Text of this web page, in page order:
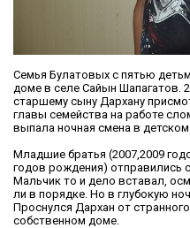
Семья Булатовых с пятью
доме в селе Сайын Шапагатов.
старшему сыну Дархану
главы семейства на работе
выпала ночная смена в детском
Младшие братья (2007,2009
годов рождения) отправились
Мальчик то и дело вставал,
ли в порядке. Но в глубокую
Проснулся Дархан от
собственном доме.